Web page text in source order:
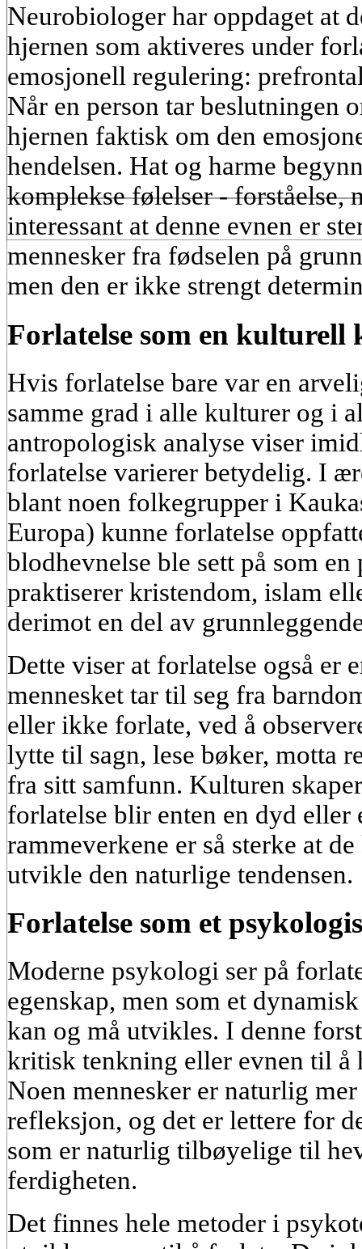
Neurobiologer har oppdaget at
hjernen som aktiveres under
emosjonell regulering:
Når en person tar beslutningen
hjernen faktisk om den
hendelsen. Hat og harme
komplekse følelser - forståelse,
interessant at denne evnen er
mennesker fra fødselen på
men den er ikke strengt
Forlatelse som en kulturell
Hvis forlatelse bare var en
samme grad i alle kulturer og i
antropologisk analyse viser
forlatelse varierer betydelig. I
blant noen folkegrupper i
Europa) kunne forlatelse
blodhevnelse ble sett på som
praktiserer kristendom, islam
derimot en del av
Dette viser at forlatelse også er
mennesket tar til seg fra
eller ikke forlate, ved å
lytte til sagn, lese bøker, motta
fra sitt samfunn. Kulturen
forlatelse blir enten en dyd eller
rammeverkene er så sterke at
utvikle den naturlige tendensen.
Forlatelse som et
Moderne psykologi ser på
egenskap, men som et
kan og må utvikles. I denne
kritisk tenkning eller evnen til å
Noen mennesker er naturlig
refleksjon, og det er lettere for
som er naturlig tilbøyelige til
ferdigheten.
Det finnes hele metoder i